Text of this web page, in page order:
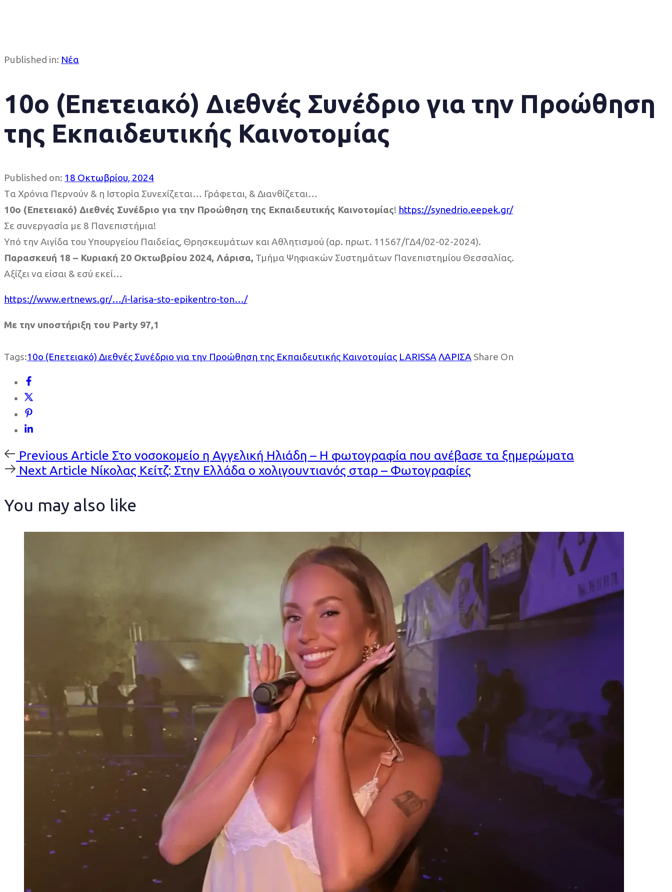
Published in: Νέα
10ο (Επετειακό) Διεθνές Συνέδριο για την Προώθηση
της Εκπαιδευτικής Καινοτομίας
Published on: 18 Οκτωβρίου, 2024
Tα Χρόνια Περνούν & η Ιστορία Συνεχίζεται… Γράφεται, & Διανθίζεται…
10ο (Επετειακό) Διεθνές Συνέδριο για την Προώθηση της Εκπαιδευτικής Καινοτομίας! https://synedrio.eepek.gr/
Σε συνεργασία με 8 Πανεπιστήμια!
Υπό την Αιγίδα του Υπουργείου Παιδείας, Θρησκευμάτων και Αθλητισμού (αρ. πρωτ. 11567/ΓΔ4/02-02-2024).
Παρασκευή 18 – Κυριακή 20 Οκτωβρίου 2024, Λάρισα, Τμήμα Ψηφιακών Συστημάτων Πανεπιστημίου Θεσσαλίας.
Αξίζει να είσαι & εσύ εκεί…
https://www.ertnews.gr/…/i-larisa-sto-epikentro-ton…/
Με την υποστήριξη του Party 97,1
Tags:10ο (Επετειακό) Διεθνές Συνέδριο για την Προώθηση της Εκπαιδευτικής Καινοτομίας LARISSA ΛΑΡΙΣΑ Share On
Previous
Article
Previous Article Στο νοσοκομείο η Αγγελική Ηλιάδη – Η φωτογραφία που ανέβασε τα ξημερώματα
NextNext Article Νίκολας Κείτζ: Στην Ελλάδα ο χολιγουντιανός σταρ – Φωτογραφίες
You may also like